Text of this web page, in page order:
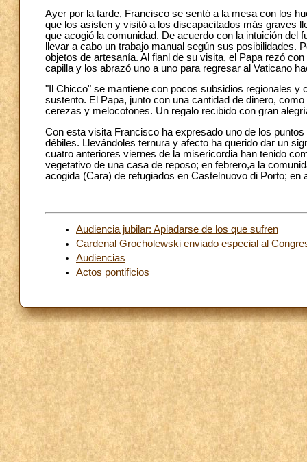
Ayer por la tarde, Francisco se sentó a la mesa con los
que los asisten y visitó a los discapacitados más graves
que acogió la comunidad. De acuerdo con la intuición del
llevar a cabo un trabajo manual según sus
objetos de artesanía. Al fianl de su visita, el Papa rezó
capilla y los abrazó uno a uno para regresar al Vaticano
"Il Chicco" se mantiene con pocos subsidios regionales
sustento. El Papa, junto con una cantidad de dinero,
cerezas y melocotones. Un regalo recibido con gran
Con esta visita Francisco ha expresado uno de los
débiles. Llevándoles ternura y afecto ha querido dar un
cuatro anteriores viernes de la misericordia han tenido
vegetativo de una casa de reposo; en febrero,a la
acogida (Cara) de refugiados en Castelnuovo di Porto; en
Audiencia jubilar: Apiadarse de los que sufren
Cardenal Grocholewski enviado especial al
Audiencias
Actos pontificios